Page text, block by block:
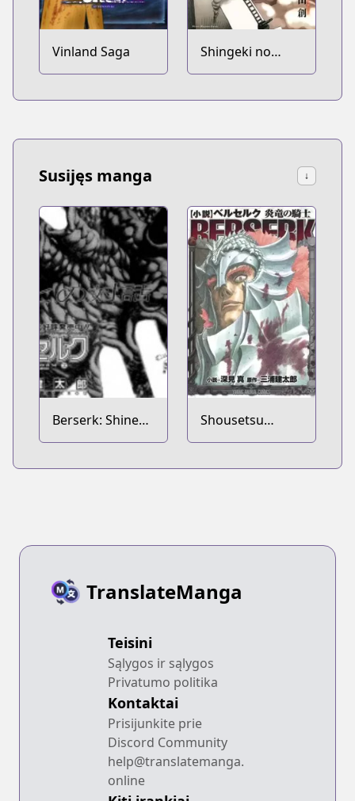
Vinland Saga
Shingeki no
Kyojin
Susijęs manga ↓
Berserk: Shinen
no Kami 2
Shousetsu
Berserk: Enryuu
TranslateManga
Teisini
Sąlygos ir sąlygos
Privatumo politika
Kontaktai
Prisijunkite prie
Discord Community
help@translatemanga.
online